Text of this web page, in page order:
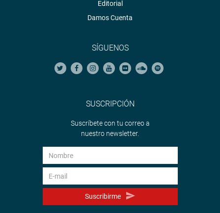
Editorial
Damos Cuenta
SÍGUENOS
SUSCRIPCIÓN
Suscríbete con tu correo a
nuestro newsletter.
Suscribirme